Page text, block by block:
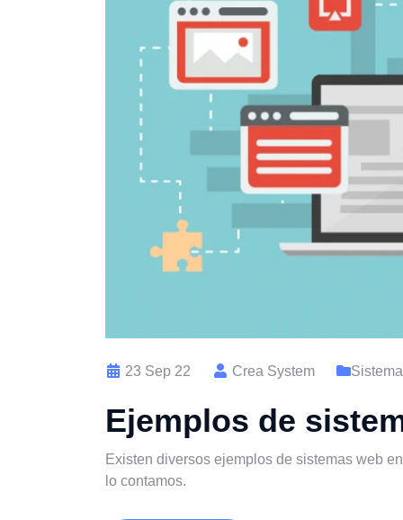
23 Sep 22 Crea System
Ejemplos de
Existen diversos ejemplos de sistemas web
lo contamos.